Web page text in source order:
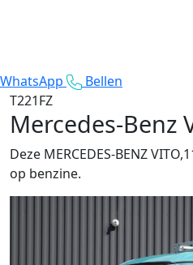
WhatsApp
Bellen
T221FZ
Mercedes-Benz
Deze MERCEDES-BENZ
op benzine.